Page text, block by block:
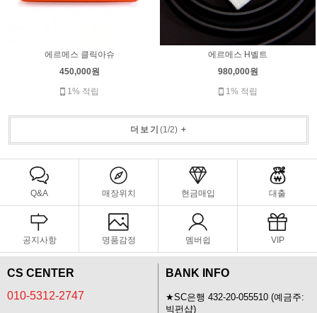
에르메스 클릭아슈
450,000원
1% 적립
에르메스 H벨트
980,000원
1% 적립
더보기 (1/2)+
Q&A 매장위치 현금매입 대출
공지사항 명품감정 멤버쉽 VIP
CS CENTER
010-5312-2747
BANK INFO
★SC은행 432-20-055510 (예금주:
빅펀샵)